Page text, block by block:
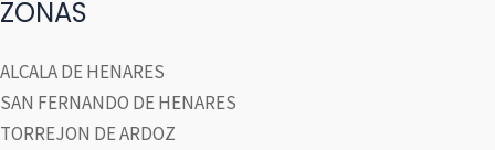
ZONAS
ALCALA DE HENARES
SAN FERNANDO DE HENARES
TORREJON DE ARDOZ